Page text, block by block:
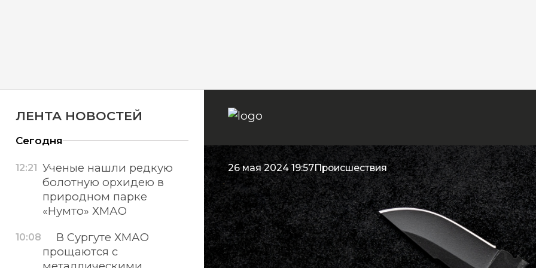
26 мая 2024 19:57Происшествия
ЛЕНТА НОВОСТЕЙ
Сегодня
12:21
Ученые нашли редкую
болотную орхидею в
природном парке
«Нумто» ХМАО
10:08
В Сургуте ХМАО
прощаются с